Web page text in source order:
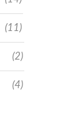
(11)
(2)
(4)